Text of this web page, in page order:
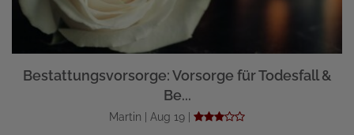
Bestattungsvorsorge: Vorsorge für Todesfall &
Be...
Martin | Aug 19 |